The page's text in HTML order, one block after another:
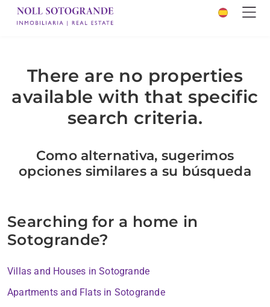
There are no properties
available with that specific
search criteria.
Como alternativa, sugerimos
opciones similares a su búsqueda
Searching for a home in
Sotogrande?
Villas and Houses in Sotogrande
Apartments and Flats in Sotogrande